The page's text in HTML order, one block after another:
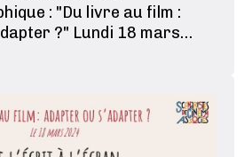
: "Du livre au film :
?" Lundi 18 mars
ronde #2 :
producteurs et éditeurs,
les …